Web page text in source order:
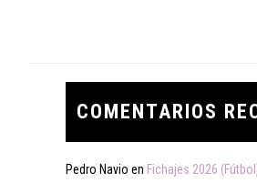
COMENTARIOS
Pedro Navio en Fichajes 2026